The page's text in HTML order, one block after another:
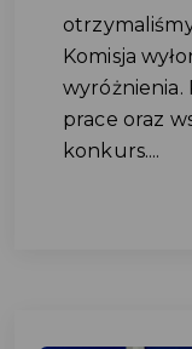
Komisja
wyróżnienia.
prace oraz
konkurs....